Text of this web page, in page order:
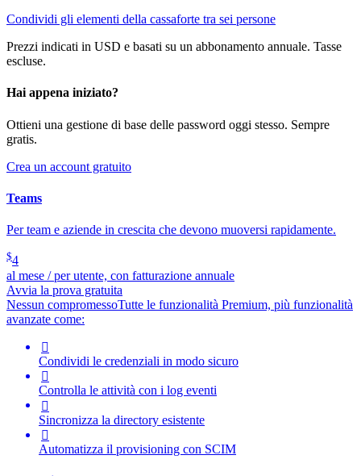
Condividi gli elementi della cassaforte tra sei persone
Prezzi indicati in USD e basati su un abbonamento annuale. Tasse
escluse.
Hai appena iniziato?
Ottieni una gestione di base delle password oggi stesso. Sempre
gratis.
Crea un account gratuito
Teams
Per team e aziende in crescita che devono muoversi rapidamente.
$4
al mese / per utente, con fatturazione annuale
Avvia la prova gratuita
Nessun compromessoTutte le funzionalità Premium, più funzionalità
avanzate come:

Condividi le credenziali in modo sicuro

Controlla le attività con i log eventi

Sincronizza la directory esistente

Automatizza il provisioning con SCIM